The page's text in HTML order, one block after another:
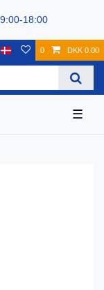
18:00
0 DKK 0.00
☰